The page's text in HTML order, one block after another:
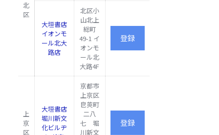
北
区
大垣書店
イオンモ
ール北大
路店
北区小
山北上
総町
49-1 イ
オンモ
ール北
大路4F
上
京
区
大垣書店
堀川新文
化ビルヂ
京都市
上京区
皀莢町
二八
七 堀
川新文